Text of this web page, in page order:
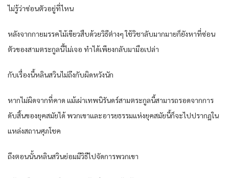
ไม่รู้​ว่า​ซ่อนตัว​อยู่​ที่ไหน​
หลังจาก​กาย​มรรค​ไม้เขียว​สืบ​ด้วย​วิธี​ต่างๆ​ ใช้วิชา​ลับ​มากมาย​ก็​ยัง​หา​ที่​ซ่อน
ตัว​ของ​สามตระกูล​นี้​ไม่เจอ​ ทำได้​เพียง​กลับมา​มือเปล่า​
กับ​เรื่อง​นี้​หลิน​สวิน​ไม่ถึงกับ​ผิดหวัง​นัก​
หาก​ไม่ผิด​จาก​ที่​คาด​ แม้เผ่า​เทพ​นิรันดร์​สามตระกูล​นี้​สามารถ​รอด​จาก​การ​
ดับสิ้น​ของ​ยุคสมัย​ได้​ พวกเขา​และ​อารยธรรม​แห่ง​ยุคสมัย​นี้​ก็​จะไป​ปรากฏ​ใน​
แหล่ง​สถาน​ศุภโชค​
ถึงตอนนั้น​หลิน​สวิน​ย่อม​มีวิธี​ไป​จัดการ​พวกเขา​